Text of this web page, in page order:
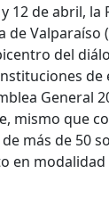
12 de abril, la
de Valparaíso
del
General
mismo que
más de 50
en